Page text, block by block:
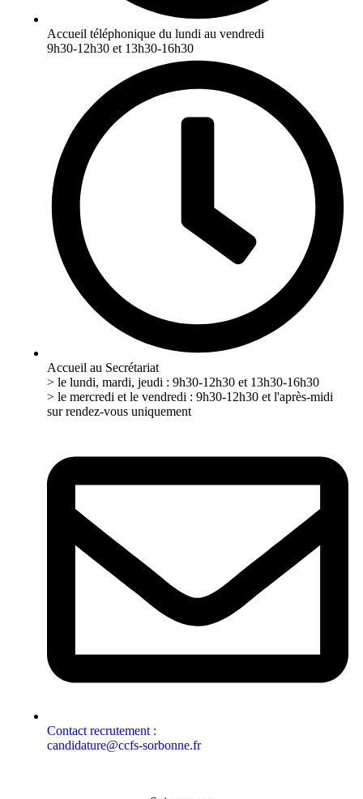
Accueil téléphonique du lundi au vendredi
9h30-12h30 et 13h30-16h30
Accueil au Secrétariat
> le lundi, mardi, jeudi : 9h30-12h30 et 13h30-16h30
> le mercredi et le vendredi : 9h30-12h30 et l'après-midi
sur rendez-vous uniquement
Contact recrutement :
candidature@ccfs-sorbonne.fr